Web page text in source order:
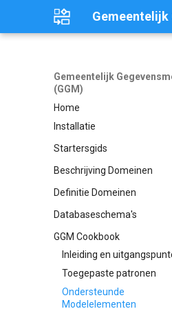
Gemeentelijk
Gemeentelijk
(GGM)
Home
Installatie
Startersgids
Inleiding
Vooraf
IV3 op het DGW-portaal
Start
Beschrijving Domeinen
Inleiding
Bestuur, Politiek en
Burgerzaken
Griffie
Verkeer, Vervoer en
waterstaat
Parkeren
Economie
Definitie Domeinen
Bestuur, Politiek en
Griffie
Verkeer, Vervoer en
waterstaat
Parkeren
Economie
Databaseschema's
GGM Cookbook
Inleiding en
Toegepaste patronen
Ondersteunde
Modelelementen